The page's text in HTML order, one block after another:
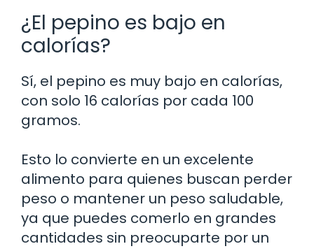
¿El pepino es bajo en
calorías?
Sí, el pepino es muy bajo en calorías,
con solo 16 calorías por cada 100
gramos.
Esto lo convierte en un excelente
alimento para quienes buscan perder
peso o mantener un peso saludable,
ya que puedes comerlo en grandes
cantidades sin preocuparte por un